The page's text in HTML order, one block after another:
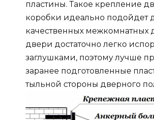
пластины. Такое крепление
коробки идеально подойдет
качественных межкомнатных
двери достаточно легко
заглушками, поэтому лучше
заранее подготовленные
тыльной стороны дверного